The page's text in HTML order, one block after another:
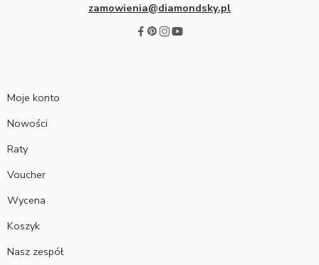
zamowienia@diamondsky.pl
Moje konto
Nowości
Raty
Voucher
Wycena
Koszyk
Nasz zespół